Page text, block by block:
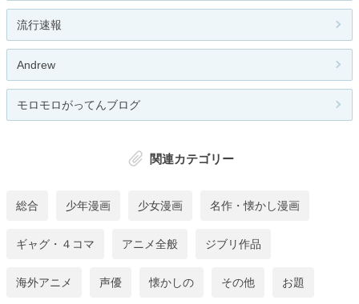
流行速報
Andrew
モロモロがってんブログ
関連カテゴリー
総合 少年漫画 少女漫画 名作・懐かし漫画
ギャグ・４コマ アニメ全般 ジブリ作品
海外アニメ 声優 懐かしの その他 お題